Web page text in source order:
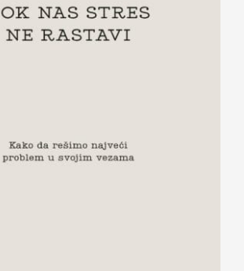
Dok nas stres ne rastavi